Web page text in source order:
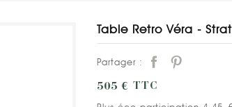
Table Retro Véra -
Partager :
505 € TTC